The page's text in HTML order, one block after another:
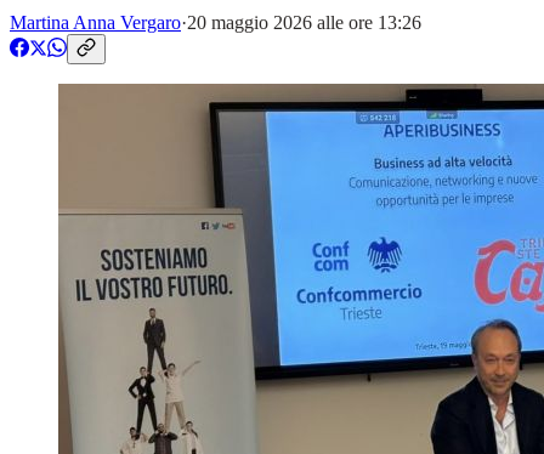
Martina Anna Vergaro·20 maggio 2026 alle ore 13:26